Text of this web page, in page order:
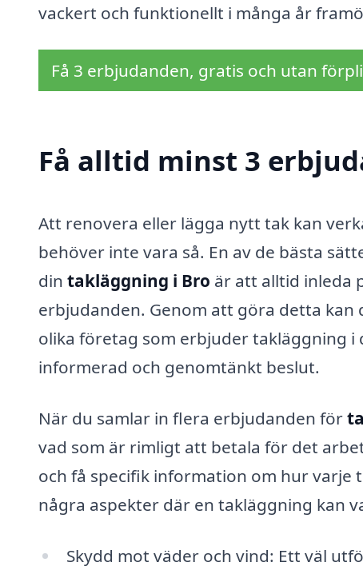
vackert och funktionellt i många år
Få 3 erbjudanden, gratis och utan
Få alltid minst 3
Att renovera eller lägga nytt tak kan
behöver inte vara så. En av de bästa
din takläggning i Bro är att alltid inleda
erbjudanden. Genom att göra detta
olika företag som erbjuder takläggning
informerad och genomtänkt beslut.
När du samlar in flera erbjudanden för
vad som är rimligt att betala för det
och få specifik information om hur
några aspekter där en takläggning kan
Skydd mot väder och vind: Ett väl